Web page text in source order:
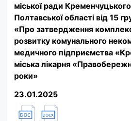
міської ради
Полтавської області від 15
«Про затвердження
розвитку комунального
медичного підприємства
міська лікарня
роки»
23.01.2025